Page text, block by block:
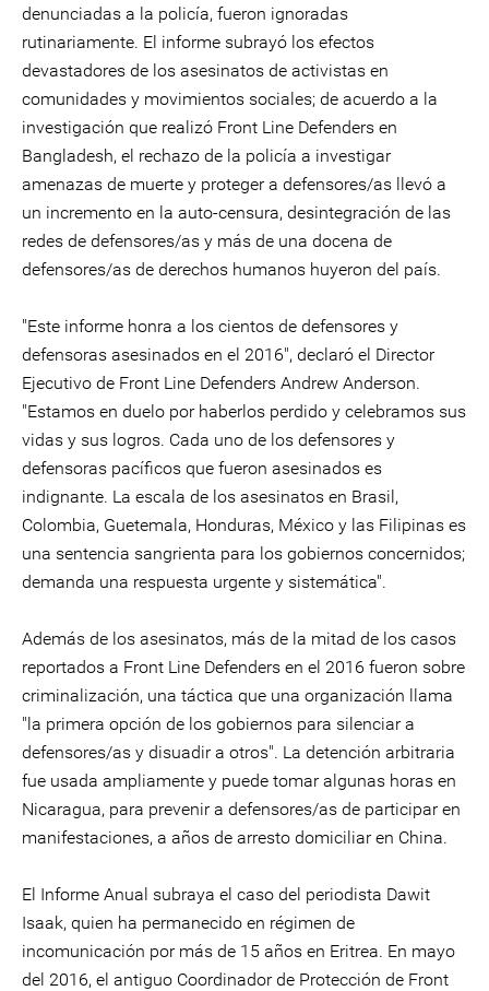
denunciadas a la policía, fueron ignoradas
rutinariamente. El informe subrayó los efectos
devastadores de los asesinatos de activistas en
comunidades y movimientos sociales; de acuerdo a la
investigación que realizó Front Line Defenders en
Bangladesh, el rechazo de la policía a investigar
amenazas de muerte y proteger a defensores/as llevó a
un incremento en la auto-censura, desintegración de las
redes de defensores/as y más de una docena de
defensores/as de derechos humanos huyeron del país.
"Este informe honra a los cientos de defensores y
defensoras asesinados en el 2016", declaró el Director
Ejecutivo de Front Line Defenders Andrew Anderson.
"Estamos en duelo por haberlos perdido y celebramos sus
vidas y sus logros. Cada uno de los defensores y
defensoras pacíficos que fueron asesinados es
indignante. La escala de los asesinatos en Brasil,
Colombia, Guetemala, Honduras, México y las Filipinas es
una sentencia sangrienta para los gobiernos concernidos;
demanda una respuesta urgente y sistemática".
Además de los asesinatos, más de la mitad de los casos
reportados a Front Line Defenders en el 2016 fueron sobre
criminalización, una táctica que una organización llama
"la primera opción de los gobiernos para silenciar a
defensores/as y disuadir a otros". La detención arbitraria
fue usada ampliamente y puede tomar algunas horas en
Nicaragua, para prevenir a defensores/as de participar en
manifestaciones, a años de arresto domiciliar en China.
El Informe Anual subraya el caso del periodista Dawit
Isaak, quien ha permanecido en régimen de
incomunicación por más de 15 años en Eritrea. En mayo
del 2016, el antiguo Coordinador de Protección de Front